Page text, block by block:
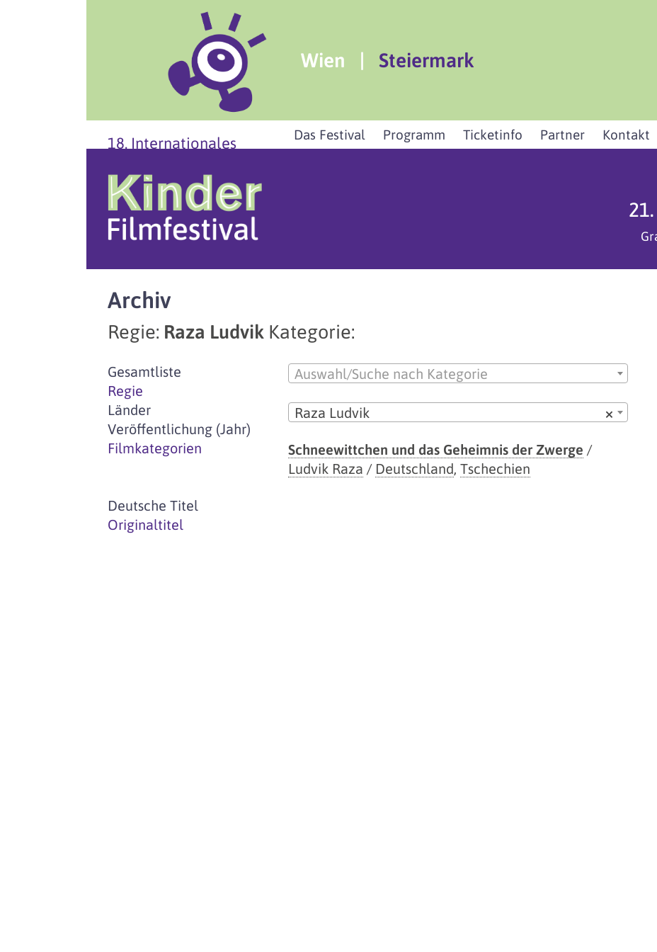
Wien | Steiermark
18. Internationales Das Festival Programm Ticketinfo Partner Kontakt
Archiv
Regie: Raza Ludvik Kategorie:
Gesamtliste
Regie
Länder
Veröffentlichung (Jahr)
Filmkategorien
Deutsche Titel
Originaltitel
Auswahl/Suche nach Kategorie
×
Raza Ludvik
Schneewittchen und das Geheimnis der Zwerge /
Ludvik Raza / Deutschland Tschechien